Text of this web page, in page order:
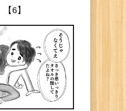
can I have a towel?)"
She: blushes
【6】